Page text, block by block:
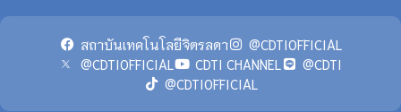
สถาบันเทคโนโลยีจิตรลดา
@CDTIOFFICIAL
@CDTIOFFICIAL
CDTI CHANNEL
@CDTI
@CDTIOFFICIAL